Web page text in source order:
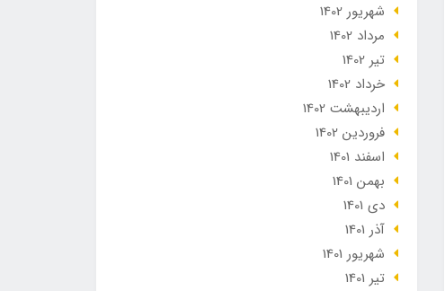
شهریور 1402
مرداد 1402
تير 1402
خرداد 1402
ارديبهشت 1402
فروردین 1402
اسفند 1401
بهمن 1401
دی 1401
آذر 1401
شهریور 1401
تير 1401